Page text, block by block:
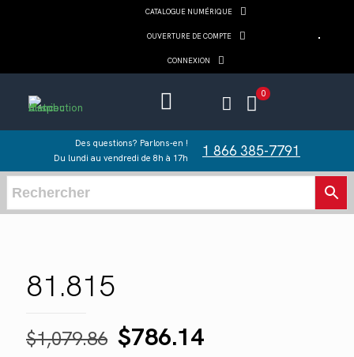
CATALOGUE NUMÉRIQUE
OUVERTURE DE COMPTE
CONNEXION
0
Des questions? Parlons-en !
Du lundi au vendredi de 8h à 17h
1 866 385-7791
81.815
$1,079.86 Le
$786.14Le